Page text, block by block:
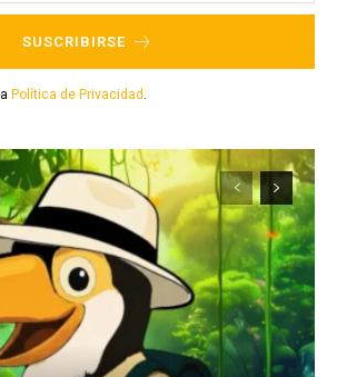
SUSCRIBIRSE
Política de Privacidad .